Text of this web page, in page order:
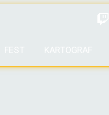
FEST KARTOGRAF